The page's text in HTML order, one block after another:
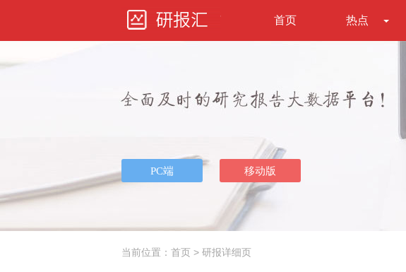
首页 热点
当前位置： 首页 > 研报详细页